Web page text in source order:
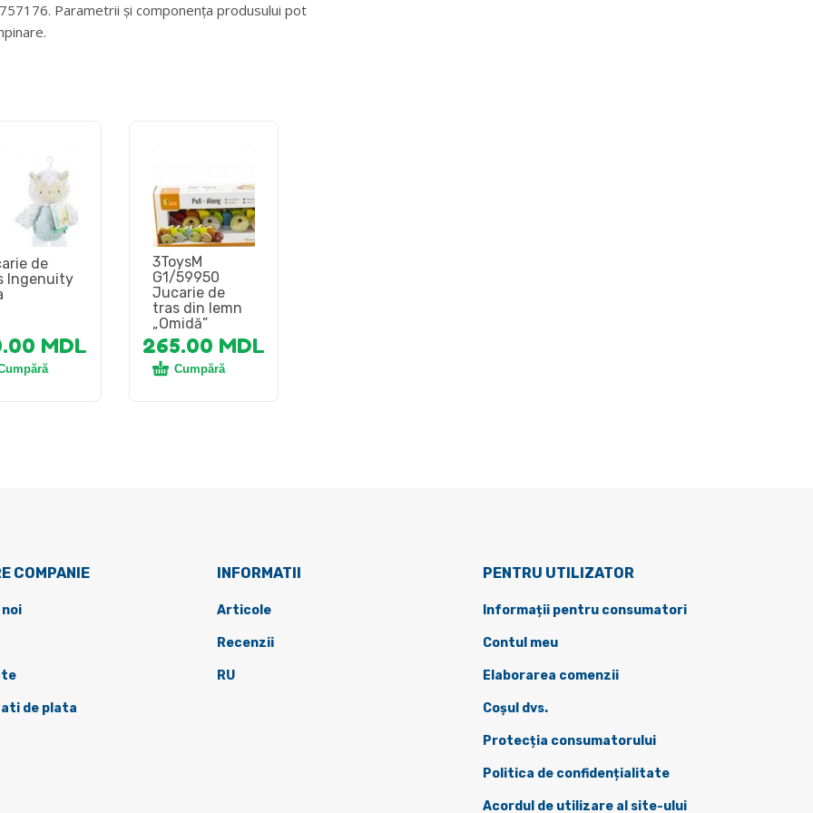
Parametrii și componența produsului pot
de
Ingenuity
MDL
3ToysM
G1/59950
Jucarie de
tras din lemn
„Omidă”
265.00 MDL
Cumpără
COMPANIE
de plata
INFORMATII
Articole
Recenzii
RU
PENTRU UTILIZATOR
Informații pentru consumatori
Contul meu
Elaborarea comenzii
Coșul dvs.
Protecția consumatorului
Politica de confidențialitate
Acordul de utilizare al site-ului